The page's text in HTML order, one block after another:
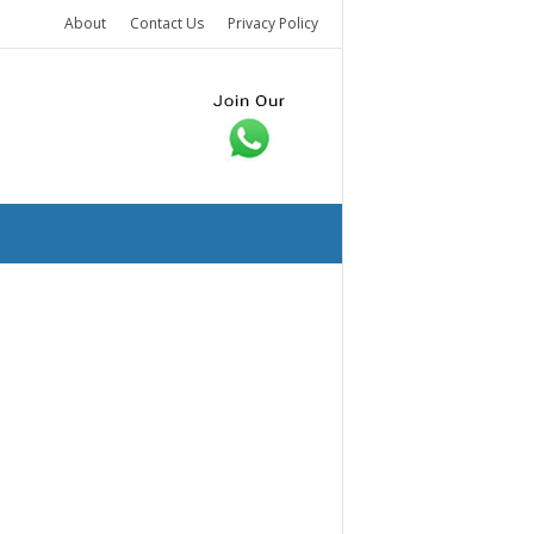
About Contact Us Privacy Policy